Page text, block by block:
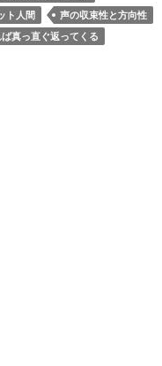
ト人間
声の収束性と方向性
真っ直ぐ返ってくる